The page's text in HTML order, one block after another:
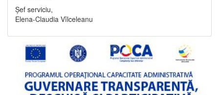
Șef serviciu,
Elena-Claudia Vîlceleanu